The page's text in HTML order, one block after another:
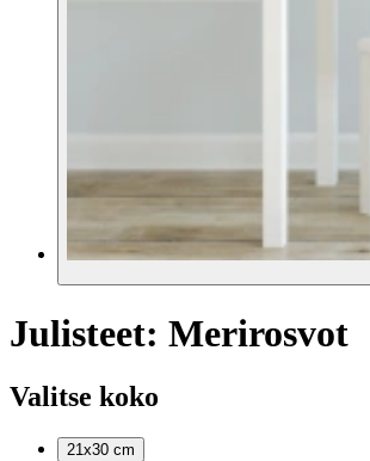
Julisteet: Merirosvot
Valitse koko
21x30 cm